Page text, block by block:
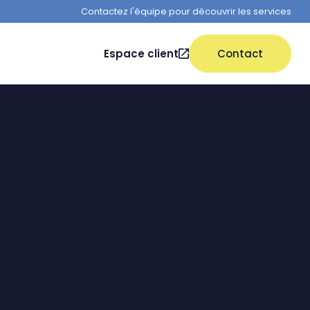
Contactez l'équipe pour découvrir les services
Espace client Contact